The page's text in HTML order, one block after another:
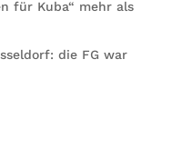
für Kuba“ mehr als
die FG war